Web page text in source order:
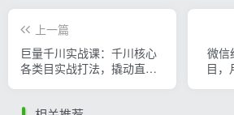
上一篇
巨量千川实战课：千川核心
各类目实战打法，撬动直播
微信
目，